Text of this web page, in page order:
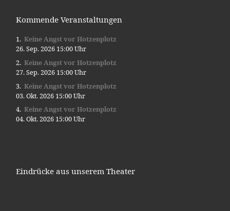
Kommende Veranstaltungen
Keine Angst vor Hotzenplotz
26. Sep. 2026 15:00 Uhr
Keine Angst vor Hotzenplotz
27. Sep. 2026 15:00 Uhr
Keine Angst vor Hotzenplotz
03. Okt. 2026 15:00 Uhr
Keine Angst vor Hotzenplotz
04. Okt. 2026 15:00 Uhr
Eindrücke aus unserem Theater